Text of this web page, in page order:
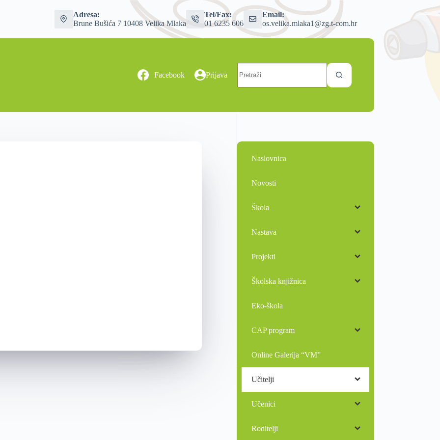
Adresa:
Brune Bušića 7 10408 Velika Mlaka
Tel/Fax:
01 6235 606
Email:
os.velika.mlaka1@zg.t-com.hr
Facebook Prijava
Naslovnica
Novosti
Škola
Nastava
Projekti
Školska knjižnica
Eko-škola
CAP program
Online Galerija “VM”
Učitelji
Učenici
Roditelji